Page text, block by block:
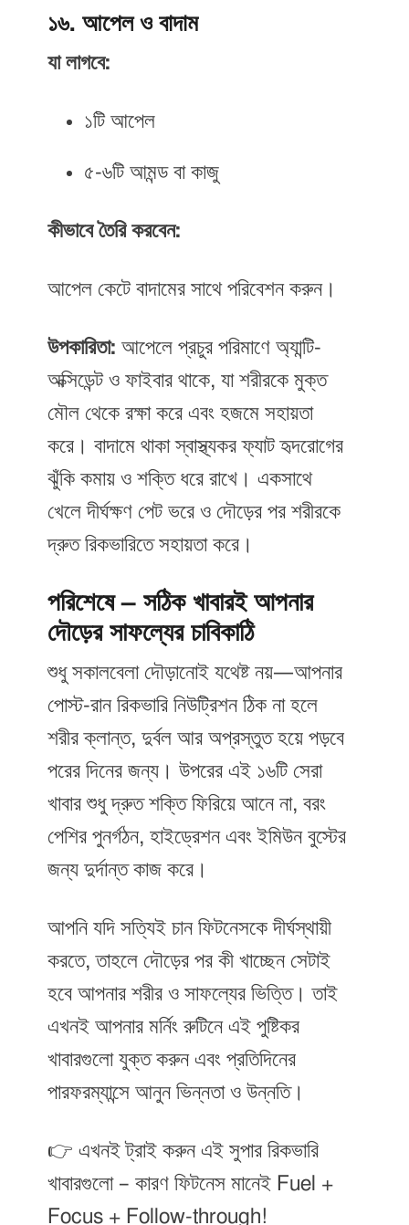
১৬. আপেল ও বাদাম
যা লাগবে:
১টি আপেল
৫-৬টি আমন্ড বা কাজু
কীভাবে তৈরি করবেন:
আপেল কেটে বাদামের সাথে পরিবেশন করুন।
উপকারিতা: আপেলে প্রচুর পরিমাণে অ্যান্টি-
অক্সিডেন্ট ও ফাইবার থাকে, যা শরীরকে মুক্ত
মৌল থেকে রক্ষা করে এবং হজমে সহায়তা
করে। বাদামে থাকা স্বাস্থ্যকর ফ্যাট হৃদরোগের
ঝুঁকি কমায় ও শক্তি ধরে রাখে। একসাথে
খেলে দীর্ঘক্ষণ পেট ভরে ও দৌড়ের পর শরীরকে
দ্রুত রিকভারিতে সহায়তা করে।
পরিশেষে – সঠিক খাবারই আপনার
দৌড়ের সাফল্যের চাবিকাঠি
শুধু সকালবেলা দৌড়ানোই যথেষ্ট নয়—আপনার
পোস্ট-রান রিকভারি নিউট্রিশন ঠিক না হলে
শরীর ক্লান্ত, দুর্বল আর অপ্রস্তুত হয়ে পড়বে
পরের দিনের জন্য। উপরের এই ১৬টি সেরা
খাবার শুধু দ্রুত শক্তি ফিরিয়ে আনে না, বরং
পেশির পুনর্গঠন, হাইড্রেশন এবং ইমিউন বুস্টের
জন্য দুর্দান্ত কাজ করে।
আপনি যদি সত্যিই চান ফিটনেসকে দীর্ঘস্থায়ী
করতে, তাহলে দৌড়ের পর কী খাচ্ছেন সেটাই
হবে আপনার শরীর ও সাফল্যের ভিত্তি। তাই
এখনই আপনার মর্নিং রুটিনে এই পুষ্টিকর
খাবারগুলো যুক্ত করুন এবং প্রতিদিনের
পারফরম্যান্সে আনুন ভিন্নতা ও উন্নতি।
👉 এখনই ট্রাই করুন এই সুপার রিকভারি
খাবারগুলো – কারণ ফিটনেস মানেই Fuel +
Focus + Follow-through!